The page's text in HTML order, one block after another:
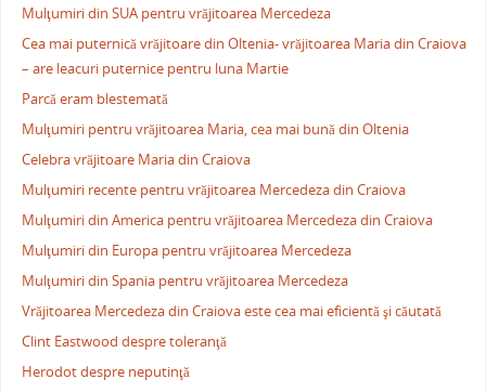
Mulţumiri din SUA pentru vrăjitoarea Mercedeza
Cea mai puternică vrăjitoare din Oltenia- vrăjitoarea Maria din Craiova
– are leacuri puternice pentru luna Martie
Parcă eram blestemată
Mulţumiri pentru vrăjitoarea Maria, cea mai bună din Oltenia
Celebra vrăjitoare Maria din Craiova
Mulţumiri recente pentru vrăjitoarea Mercedeza din Craiova
Mulţumiri din America pentru vrăjitoarea Mercedeza din Craiova
Mulţumiri din Europa pentru vrăjitoarea Mercedeza
Mulţumiri din Spania pentru vrăjitoarea Mercedeza
Vrăjitoarea Mercedeza din Craiova este cea mai eficientă şi căutată
Clint Eastwood despre toleranţă
Herodot despre neputinţă